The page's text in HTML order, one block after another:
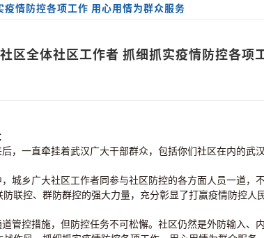
情防控各项工作 用心用情为群众服务
区全体社区工作者 抓细抓实疫情防控各项
，一直牵挂着武汉广大干部群众，包括你们社区在内的武
城乡广大社区工作者同参与社区防控的各方面人员一道，
联控、群防群控的强大力量，充分彰显了打赢疫情防控人
管控措施，但防控任务不可松懈。社区仍然是外防输入、